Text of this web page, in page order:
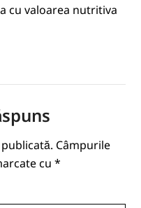
cu valoarea nutritiva
Câmpurile
cu *